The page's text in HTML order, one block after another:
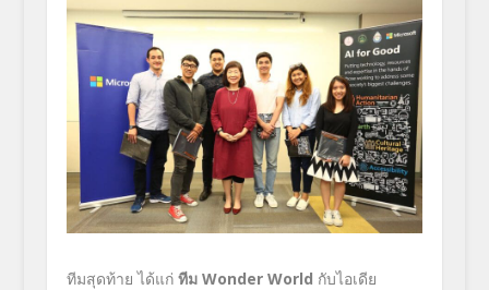
ทีมสุดท้าย ได้แก่ ทีม Wonder World กับไอเดีย